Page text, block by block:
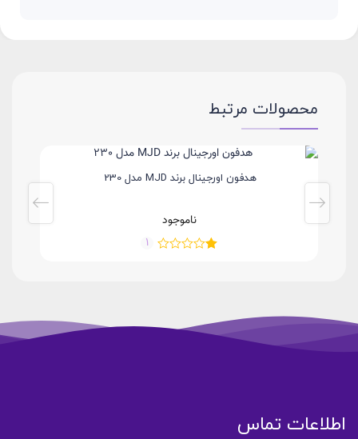
محصولات مرتبط
هدفون اورجینال برند MJD مدل 230
ناموجود
1
اطلاعات تماس